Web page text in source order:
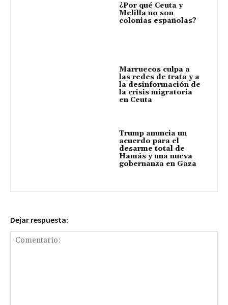
¿Por qué Ceuta y
Melilla no son
colonias españolas?
Marruecos culpa a
las redes de trata y a
la desinformación de
la crisis migratoria
en Ceuta
Trump anuncia un
acuerdo para el
desarme total de
Hamás y una nueva
gobernanza en Gaza
Dejar respuesta: